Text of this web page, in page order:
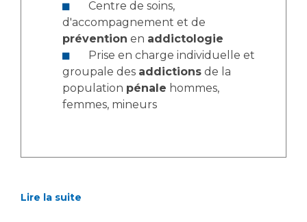
Salon des familles
Transports sanitaires
Vos droits, vos devoirs
Handicap
Charte Romain Jacob
Les structures de recherche
Écoles et Instituts de Formation
Plateforme des internes
Professionnels de santé
Adresser un patient
d'accompagnement et de
prévention en addictologie
groupale des addictions de la
population pénale hommes,
femmes, mineurs
Lire la suite